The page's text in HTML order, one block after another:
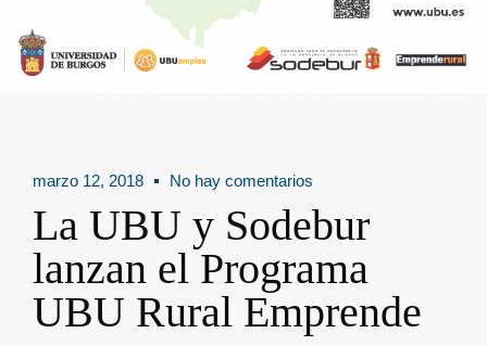
marzo 12, 2018 No hay comentarios
La UBU y Sodebur
lanzan el Programa
UBU Rural Emprende